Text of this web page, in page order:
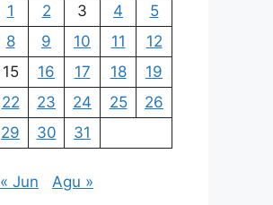
1
2 3 4
5
8 9 10 11
12
15 16 17 18
19
22 23 24 25
26
29 30 31
« Jun Agu »